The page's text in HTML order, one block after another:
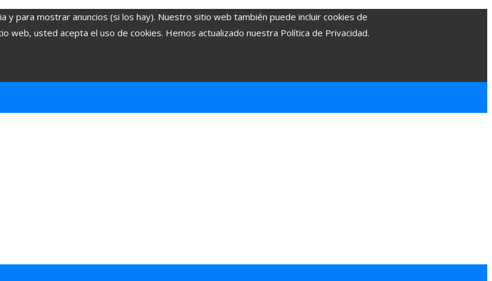
para mostrar anuncios (si los hay). Nuestro sitio web también puede incluir cookies de
web, usted acepta el uso de cookies. Hemos actualizado nuestra Política de Privacidad.